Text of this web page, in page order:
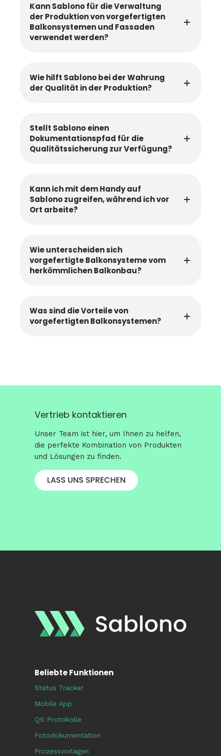
Kann Sablono für die Verwaltung
der Produktion von vorgefertigten
Balkonsystemen und Fassaden
verwendet werden?
Wie hilft Sablono bei der Wahrung
der Qualität in der Produktion?
Stellt Sablono einen
Dokumentationspfad für die
Qualitätssicherung zur Verfügung?
Kann ich mit dem Handy auf
Sablono zugreifen, während ich vor
Ort arbeite?
Wie unterscheiden sich
vorgefertigte Balkonsysteme vom
herkömmlichen Balkonbau?
Was sind die Vorteile von
vorgefertigten Balkonsystemen?
Vertrieb kontaktieren
Unser Team ist hier, um Ihnen zu helfen,
die perfekte Kombination von Produkten
und Lösungen zu finden.
Beliebte Funktionen
Status Tracker
Mobile App
QS Protokolle
Fotodokumentation
Prozessvorlagen